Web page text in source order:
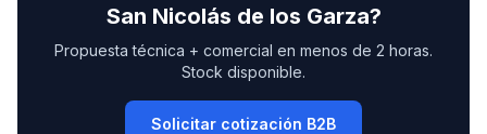
San Nicolás de los Garza?
Propuesta técnica + comercial en menos de 2 horas.
Stock disponible.
Solicitar cotización B2B